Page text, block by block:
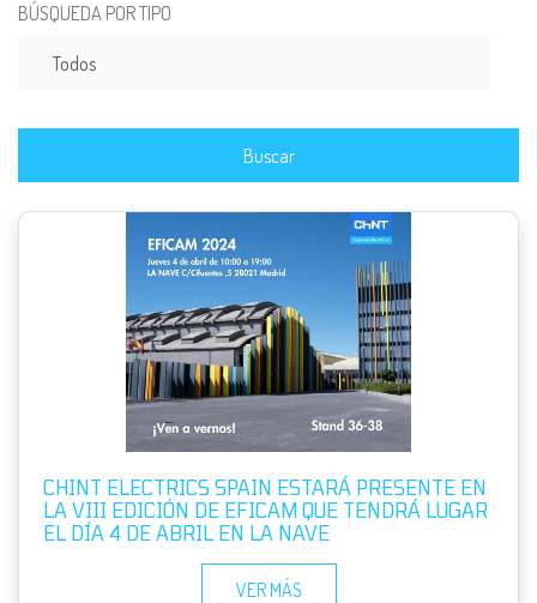
BÚSQUEDA POR TIPO
Buscar
CHINT ELECTRICS SPAIN ESTARÁ PRESENTE EN
LA VIII EDICIÓN DE EFICAM QUE TENDRÁ LUGAR
EL DÍA 4 DE ABRIL EN LA NAVE
VER MÁS